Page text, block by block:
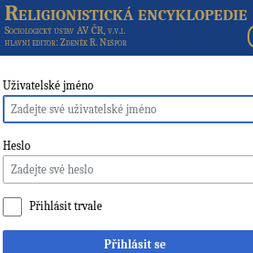
Religionistická encyklopedie
Sociologický ústav AV ČR, v.v.i.
hlavní editor: Zdeněk R. Nešpor
Uživatelské jméno
Heslo
Přihlásit trvale
Přihlásit se